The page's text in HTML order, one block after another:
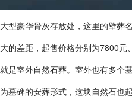
型豪华骨灰存放处，这里的壁
的差距，起售价格分别为7800元、
是室外自然石葬。室外也有多个
墓碑的安葬形式，这块自然石也